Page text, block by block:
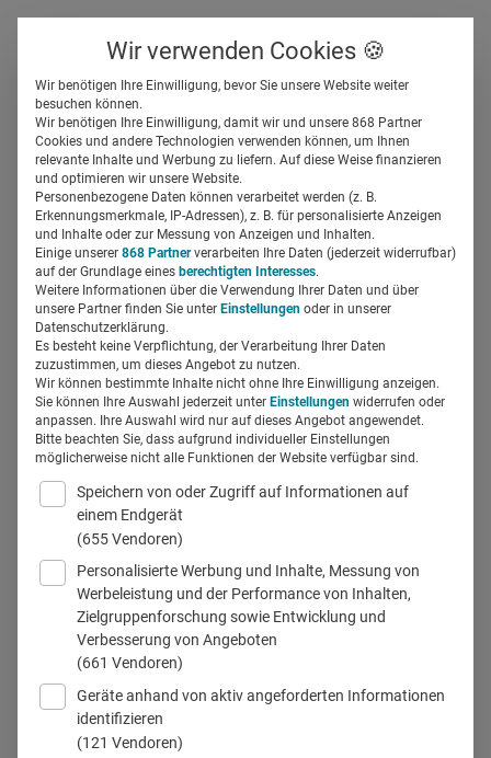
Gespeicherte Beiträge
Suchfeld
Suchen
Nieder mit dem Silodenken!
Marketing über den
Tellerrand hinaus
Regine Marxen18.08.20162 Min Lesezeit
Teilen
Wir verwenden Cookies 🍪
Wir benötigen Ihre Einwilligung, bevor Sie unsere Website weiter
besuchen können.
Wir benötigen Ihre Einwilligung, damit wir und unsere 868 Partner
Cookies und andere Technologien verwenden können, um Ihnen
relevante Inhalte und Werbung zu liefern. Auf diese Weise finanzieren
und optimieren wir unsere Website.
Personenbezogene Daten können verarbeitet werden (z. B.
Erkennungsmerkmale, IP-Adressen), z. B. für personalisierte Anzeigen
und Inhalte oder zur Messung von Anzeigen und Inhalten.
Einige unserer 868 Partnerverarbeiten Ihre Daten (jederzeit widerrufbar)
auf der Grundlage eines berechtigten Interesses.
Weitere Informationen über die Verwendung Ihrer Daten und über
unsere Partner finden Sie unter Einstellungen oder in unserer
Datenschutzerklärung.
Es besteht keine Verpflichtung, der Verarbeitung Ihrer Daten
zuzustimmen, um dieses Angebot zu nutzen.
Wir können bestimmte Inhalte nicht ohne Ihre Einwilligung anzeigen.
Sie können Ihre Auswahl jederzeit unter Einstellungen widerrufen oder
anpassen. Ihre Auswahl wird nur auf dieses Angebot angewendet.
Bitte beachten Sie, dass aufgrund individueller Einstellungen
möglicherweise nicht alle Funktionen der Website verfügbar sind.
Speichern von oder Zugriff auf Informationen auf
einem Endgerät
(655 Vendoren)
Personalisierte Werbung und Inhalte, Messung von
Werbeleistung und der Performance von Inhalten,
Zielgruppenforschung sowie Entwicklung und
Verbesserung von Angeboten
(661 Vendoren)
Geräte anhand von aktiv angeforderten Informationen
identifizieren
(121 Vendoren)